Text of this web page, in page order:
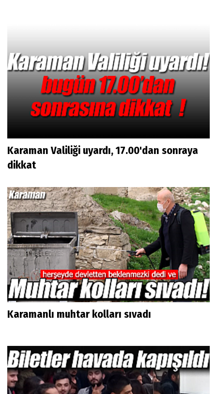
Karaman Valiliği uyardı, 17.00'dan sonraya
dikkat
Karamanlı muhtar kolları sıvadı